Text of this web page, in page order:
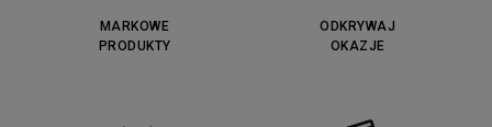
MARKOWE
PRODUKTY
ODKRYWAJ
OKAZJE